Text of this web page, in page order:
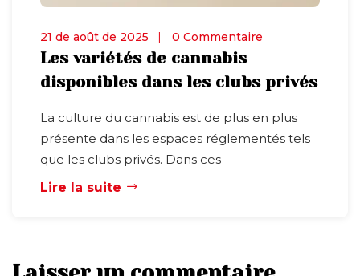
21 de août de 2025 0 Commentaire
Les variétés de cannabis
disponibles dans les clubs privés
La culture du cannabis est de plus en plus
présente dans les espaces réglementés tels
que les clubs privés. Dans ces
Lire la suite